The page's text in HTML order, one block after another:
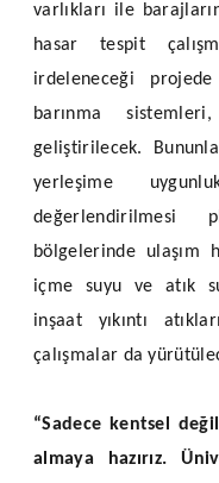
varlıkları ile
hasar tespit
irdeleneceği
barınma
geliştirilecek.
yerleşime
değerlendirilmesi
bölgelerinde ulaşım
içme suyu ve atık
inşaat yıkıntı
çalışmalar da
“Sadece kentsel
almaya hazırız.